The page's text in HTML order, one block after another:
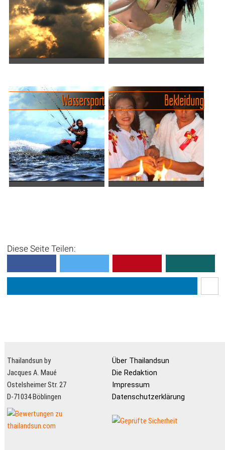
Jahr über besucht werden
kann...
Und nach der Hitze kommt
der Reg...
Thailand wissen solltest.
Begriff "Monsun" löst in der
Welt des Reisens oft ungute
Gefühle und gemurmelte
Flüche aus. Doch keine
Sorge, ich er...
Wasserspass in Thailand vom
Feinsten !.Seit vielen Jahren
besuchen wir Thailand
regelmäßig. Da hat sich
schon einiges geändert. Aus
der Traum von einer
einsame...
Dingen gegenüber immer
sehr aufgeschlossen,
Wassersport
Langärmeliges mitnehmen,
Bekleidung
Diese Seite Teilen:
Thailandsun by
Jacques A. Maué
Ostelsheimer Str. 27
D-71034 Böblingen
Über Thailandsun
Die Redaktion
Impressum
Datenschutzerklärung